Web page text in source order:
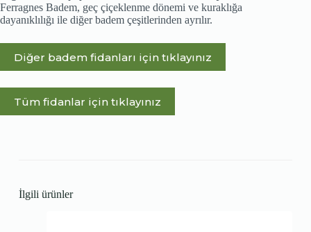
Ferragnes Badem, geç çiçeklenme dönemi ve kuraklığa
dayanıklılığı ile diğer badem çeşitlerinden ayrılır.
Diğer badem fidanları için tıklayınız
Tüm fidanlar için tıklayınız
İlgili ürünler